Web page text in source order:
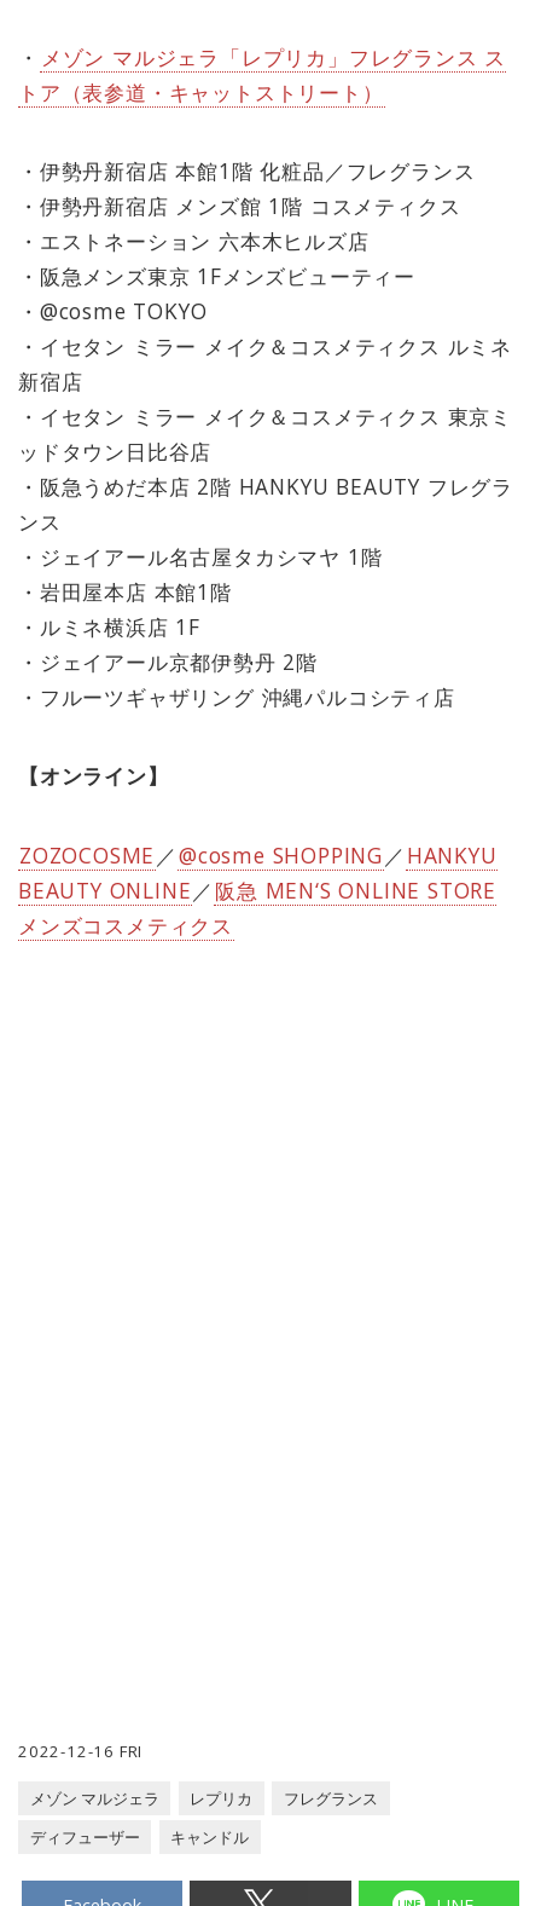
・ メゾン マルジェラ「レプリカ」フレグランス ス
トア（表参道・キャットストリート）
・伊勢丹新宿店 本館1階 化粧品／フレグランス
・伊勢丹新宿店 メンズ館 1階 コスメティクス
・エストネーション 六本木ヒルズ店
・阪急メンズ東京 1Fメンズビューティー
・@cosme TOKYO
・イセタン ミラー メイク＆コスメティクス ルミネ
新宿店
・イセタン ミラー メイク＆コスメティクス 東京ミ
ッドタウン日比谷店
・阪急うめだ本店 2階 HANKYU BEAUTY フレグラ
ンス
・ジェイアール名古屋タカシマヤ 1階
・岩田屋本店 本館1階
・ルミネ横浜店 1F
・ジェイアール京都伊勢丹 2階
・フルーツギャザリング 沖縄パルコシティ店
【オンライン】
ZOZOCOSME ／@cosme SHOPPING ／ HANKYU
BEAUTY ONLINE ／ 阪急 MEN‘S ONLINE STORE
メンズコスメティクス
2022-12-16 FRI
メゾン マルジェラ レプリカ
フレグランス
ディフューザー
キャンドル